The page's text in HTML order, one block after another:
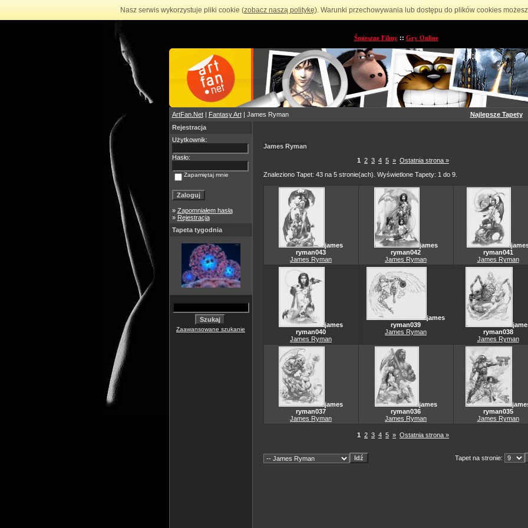
Nasz serwis wykorzystuje pliki cookie (zobacz naszą politykę). Warunki przechowywania lub dostępu do plików cookies
Śmieszne Filmy:: Gry Online
ArtFan.Net| Fantasy Art| James Ryman
Najlepsze Tapety
Rejestracja
Użytkownik:
Hasło:
Zapamiętaj mnie
» Zapomniałem hasła
» Rejestracja
Tapeta tygodnia
Zaawansowane szukanie
James Ryman
1 2 3 4 5 » Ostatnia strona »
Znaleziono Tapet: 43 na 5 stronie(ach). Wyświetlone Tapety: 1 do 9.
james
ryman043
James Ryman
james
ryman042
James Ryman
ryman041
James Ryman
james
ryman040
James Ryman
james
ryman039
James Ryman
ryman038
James Ryman
james
ryman037
James Ryman
james
ryman036
James Ryman
ryman035
James Ryman
1 2 3 4 5 » Ostatnia strona »
Tapet na stronie: